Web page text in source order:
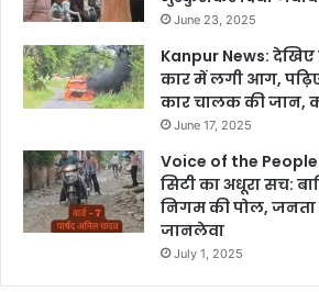
June 23, 2025
Kanpur News:
कार में लगी आग,
कार चालक की जान,
June 17, 2025
Voice of the
सिटी का अधूरा सच:
निगम की पोल,
जानलेवा
July 1, 2025